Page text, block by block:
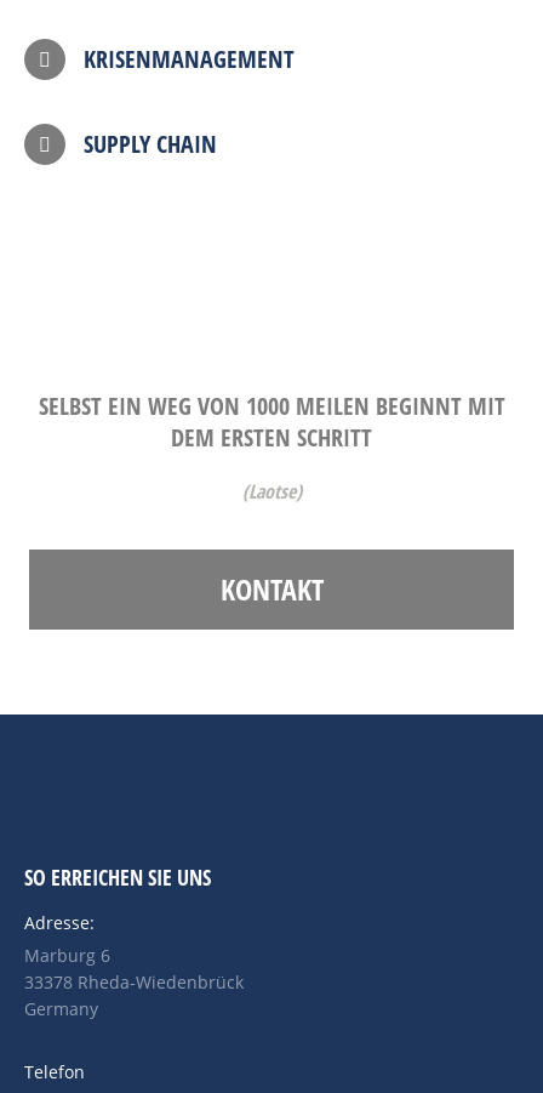
KRISENMANAGEMENT
SUPPLY CHAIN
SELBST EIN WEG VON 1000 MEILEN BEGINNT MIT
DEM ERSTEN SCHRITT
(Laotse)
KONTAKT
SO ERREICHEN SIE UNS
Adresse:
Marburg 6
33378 Rheda-Wiedenbrück
Germany
Telefon